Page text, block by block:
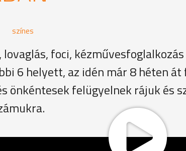
színes
foci,
6 helyett, az idén már 8 héten
önkéntesek felügyelnek rájuk és
a nardai táborban. Ezúttal nem kőből